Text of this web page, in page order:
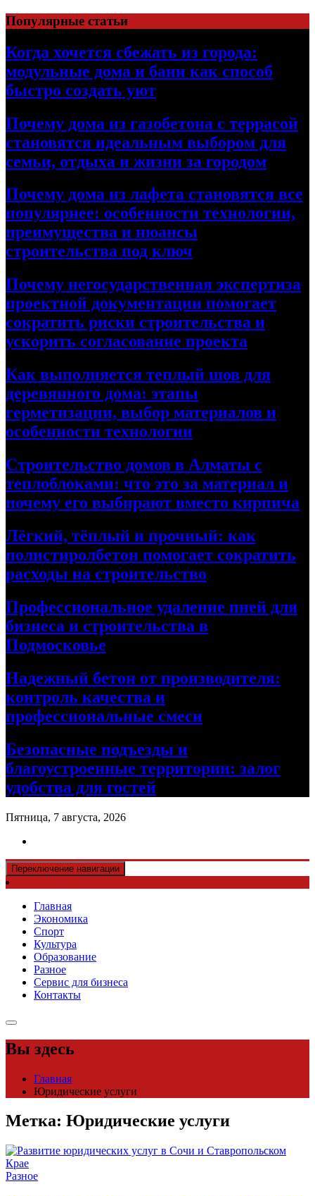
Перейти
к
содержимому
Популярные статьи
Когда хочется сбежать из города:
модульные дома и бани как способ
быстро создать уют
Почему дома из газобетона с террасой
становятся идеальным выбором для
семьи, отдыха и жизни за городом
Почему дома из лафета становятся все
популярнее: особенности технологии,
преимущества и нюансы
строительства под ключ
Почему негосударственная экспертиза
проектной документации помогает
сократить риски строительства и
ускорить согласование проекта
Как выполняется теплый шов для
деревянного дома: этапы
герметизации, выбор материалов и
особенности технологии
Строительство домов в Алматы с
теплоблоками: что это за материал и
почему его выбирают вместо кирпича
Лёгкий, тёплый и прочный: как
полистиролбетон помогает сократить
расходы на строительство
Профессиональное удаление пней для
бизнеса и строительства в
Подмосковье
Надежный бетон от производителя:
контроль качества и
профессиональные смеси
Безопасные подъезды и
благоустроенные территории: залог
удобства для гостей
Пятница, 7 августа, 2026
Переключение навигации
Главная
Экономика
Спорт
Культура
Образование
Разное
Сервис для бизнеса
Контакты
Вы здесь
Главная
Юридические услуги
Метка: Юридические услуги
Разное